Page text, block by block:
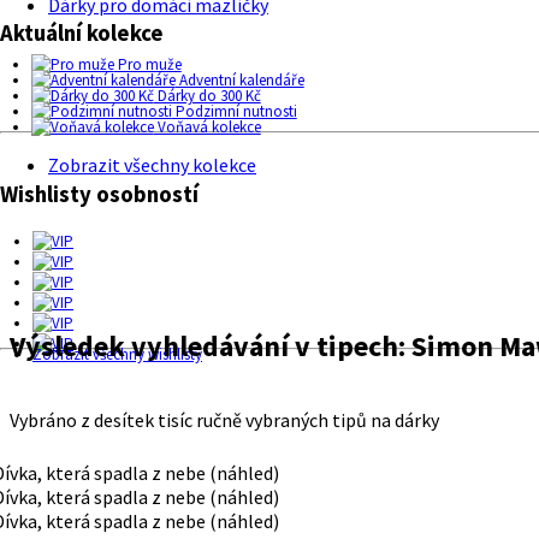
Aktuální kolekce
Pro muže
Adventní kalendáře
Dárky do 300 Kč
Podzimní nutnosti
Voňavá kolekce
Zobrazit všechny kolekce
Wishlisty osobností
Zobrazit všechny wishlisty
Výsledek vyhledávání v tipech:Simon
Vybráno z desítek tisíc ručně vybraných tipů na dárky